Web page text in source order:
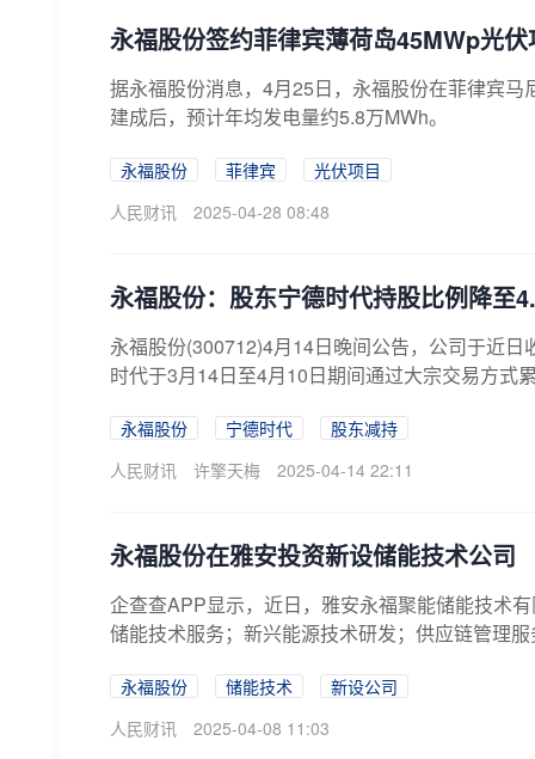
永福股份签约菲律宾薄荷岛45MWp光伏
据永福股份消息，4月25日，永福股份在菲律宾
建成后，预计年均发电量约5.8万MWh。
永福股份 菲律宾
光伏项目
人民财讯
2025-04-28 08:48
永福股份：股东宁德时代持股比例降至
永福股份(300712)4月14日晚间公告，公司于近
时代于3月14日至4月10日期间通过大宗交易方式
永福股份 宁德时代
股东减持
人民财讯
许擎天梅 2025-04-14 22:11
永福股份在雅安投资新设储能技术公司
企查查APP显示，近日，雅安永福聚能储能技术
储能技术服务；新兴能源技术研发；供应链管理
永福股份 储能技术
新设公司
人民财讯
2025-04-08 11:03